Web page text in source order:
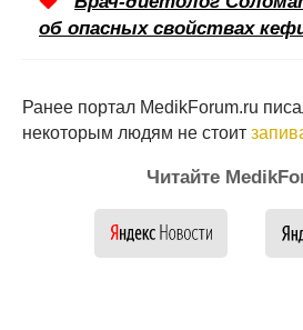
об опасных свойствах
Ранее портал MedikForum.ru
некоторым людям не стоит
Читайте